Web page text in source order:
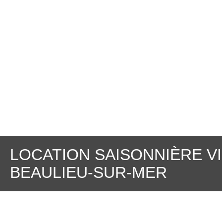
LOCATION SAISONNIÈRE
BEAULIEU-SUR-MER